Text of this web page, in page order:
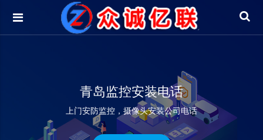
青岛监控安装电话
上门安防监控，摄像头安装公司电话